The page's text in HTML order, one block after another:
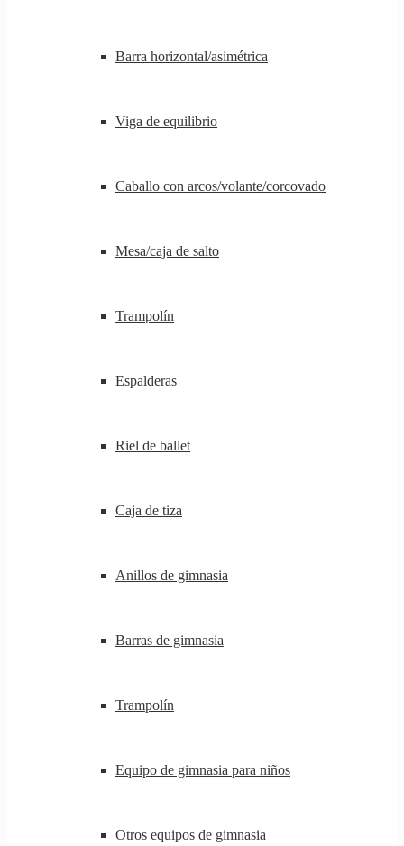
Barra horizontal/asimétrica
Viga de equilibrio
Caballo con arcos/volante/corcovado
Mesa/caja de salto
Trampolín
Espalderas
Riel de ballet
Caja de tiza
Anillos de gimnasia
Barras de gimnasia
Trampolín
Equipo de gimnasia para niños
Otros equipos de gimnasia